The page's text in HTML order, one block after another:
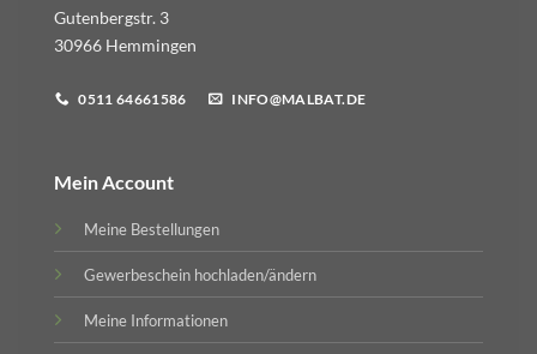
Gutenbergstr. 3
30966 Hemmingen
0511 64661586 INFO@MALBAT.DE
Mein Account
Meine Bestellungen
Gewerbeschein hochladen/ändern
Meine Informationen